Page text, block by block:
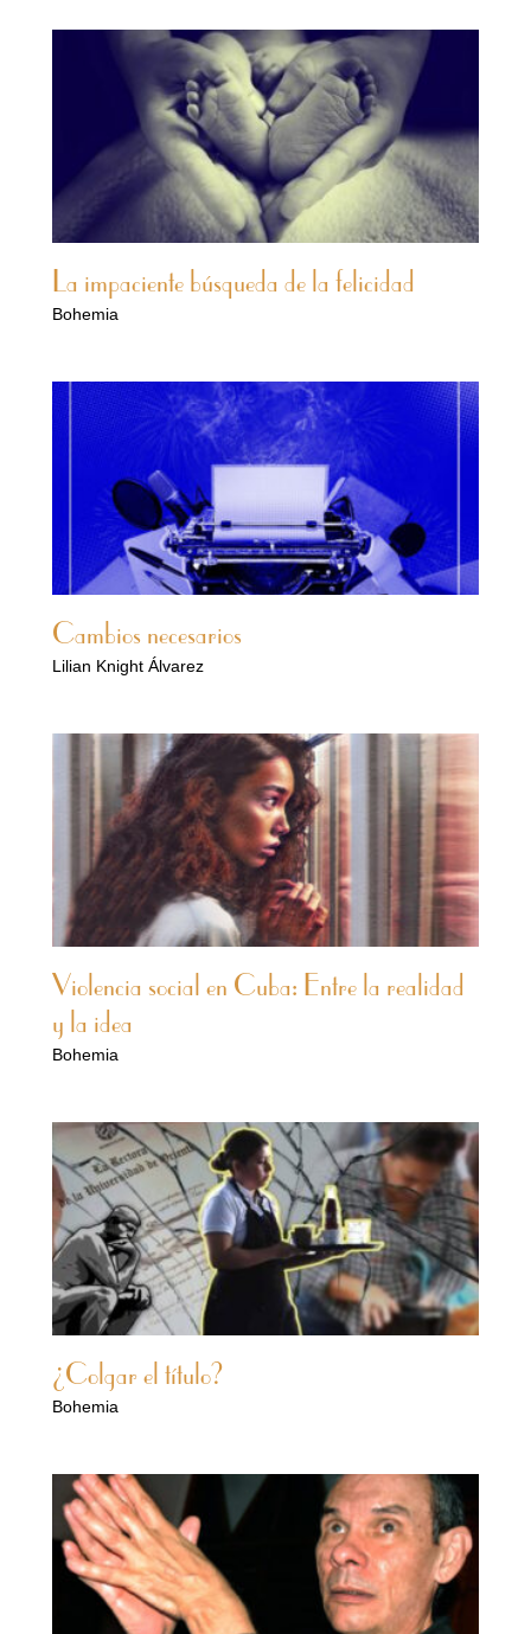
La impaciente búsqueda de la felicidad
Bohemia
Cambios necesarios
Lilian Knight Álvarez
Violencia social en Cuba: Entre la realidad
y la idea
Bohemia
¿Colgar el título?
Bohemia